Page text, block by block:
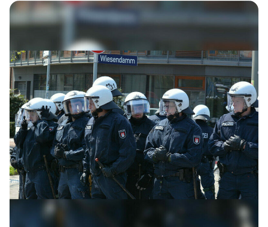
verweigert und am Ende wurden ihnen auch die
technischen Geräte abgenommen. Überrascht waren wir
nicht, denn im konsequenten Kampf gegen Rechts wird
man zwangsläufig mit […]